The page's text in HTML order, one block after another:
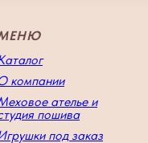
компании
ателье и
пошива
под заказ